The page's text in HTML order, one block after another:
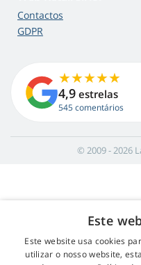
Contactos
GDPR
4,9 estrelas
545 comentários
© 2009 - 2026
Este
Este website usa cookies
utilizar o nosso website,